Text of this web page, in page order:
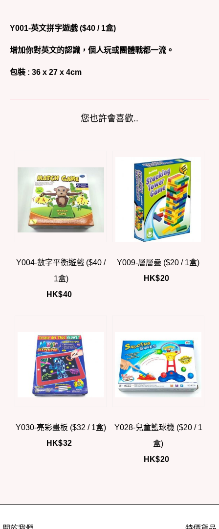
Y001-英文拼字遊戲 ($40 / 1盒)
增加你對英文的認識，個人玩或團體戰都一流。
包裝 : 36 x 27 x 4cm
您也許會喜歡..
Y004-數字平衡遊戲 ($40 /
1盒)
HK$40
Y009-層層疊 ($20 / 1盒)
HK$20
Y030-亮彩畫板 ($32 / 1盒)
HK$32
Y028-兒童籃球機 ($20 / 1
盒)
HK$20